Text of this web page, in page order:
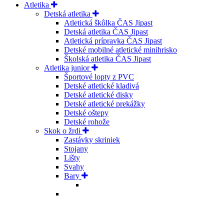
Atletika
Detská atletika
Atletická škôlka ČAS Jipast
Detská atletika ČAS Jipast
Atletická prípravka ČAS Jipast
Detské mobilné atletické minihrisko
Školská atletika ČAS Jipast
Atletika junior
Športové lopty z PVC
Detské atletické kladivá
Detské atletické disky
Detské atletické prekážky
Detské oštepy
Detské rohože
Skok o žrdi
Zastávky skriniek
Stojany
Lišty
Svahy
Bary